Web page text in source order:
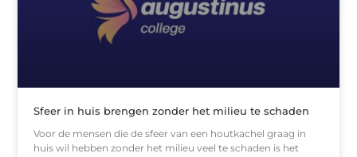
Sfeer in huis brengen zonder het milieu te schaden
Voor de mensen die de sfeer van een houtkachel graag in
huis wil hebben zonder het milieu veel te schaden is het